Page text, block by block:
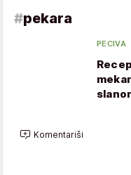
#pekara
PECIVA
Komentariši